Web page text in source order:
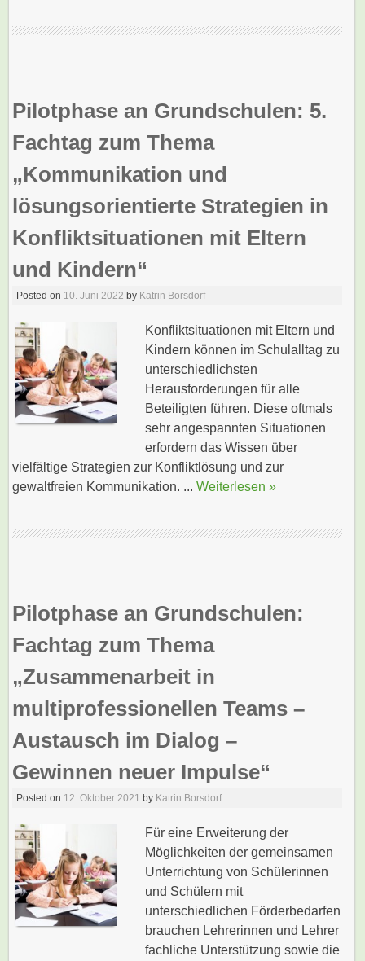
Pilotphase an Grundschulen: 5.
Fachtag zum Thema
„Kommunikation und
lösungsorientierte Strategien in
Konfliktsituationen mit Eltern
und Kindern“
Posted on 10. Juni 2022 by Katrin Borsdorf
Konfliktsituationen mit Eltern und
Kindern können im Schulalltag zu
unterschiedlichsten
Herausforderungen für alle
Beteiligten führen. Diese oftmals
sehr angespannten Situationen
erfordern das Wissen über
vielfältige Strategien zur Konfliktlösung und zur
gewaltfreien Kommunikation. ...Weiterlesen »
Pilotphase an Grundschulen:
Fachtag zum Thema
„Zusammenarbeit in
multiprofessionellen Teams –
Austausch im Dialog –
Gewinnen neuer Impulse“
Posted on 12. Oktober 2021 by Katrin Borsdorf
Für eine Erweiterung der
Möglichkeiten der gemeinsamen
Unterrichtung von Schülerinnen
und Schülern mit
unterschiedlichen Förderbedarfen
brauchen Lehrerinnen und Lehrer
fachliche Unterstützung sowie die